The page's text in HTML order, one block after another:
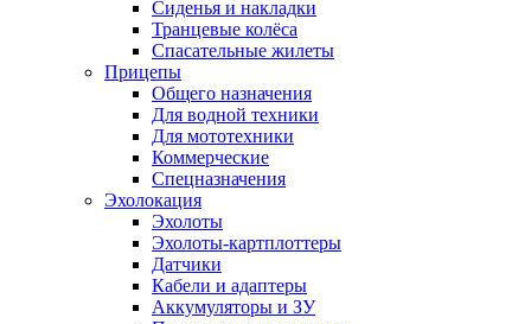
Сиденья и накладки
Транцевые колёса
Спасательные жилеты
Прицепы
Общего назначения
Для водной техники
Для мототехники
Коммерческие
Спецназначения
Эхолокация
Эхолоты
Эхолоты-картплоттеры
Датчики
Кабели и адаптеры
Аккумуляторы и ЗУ